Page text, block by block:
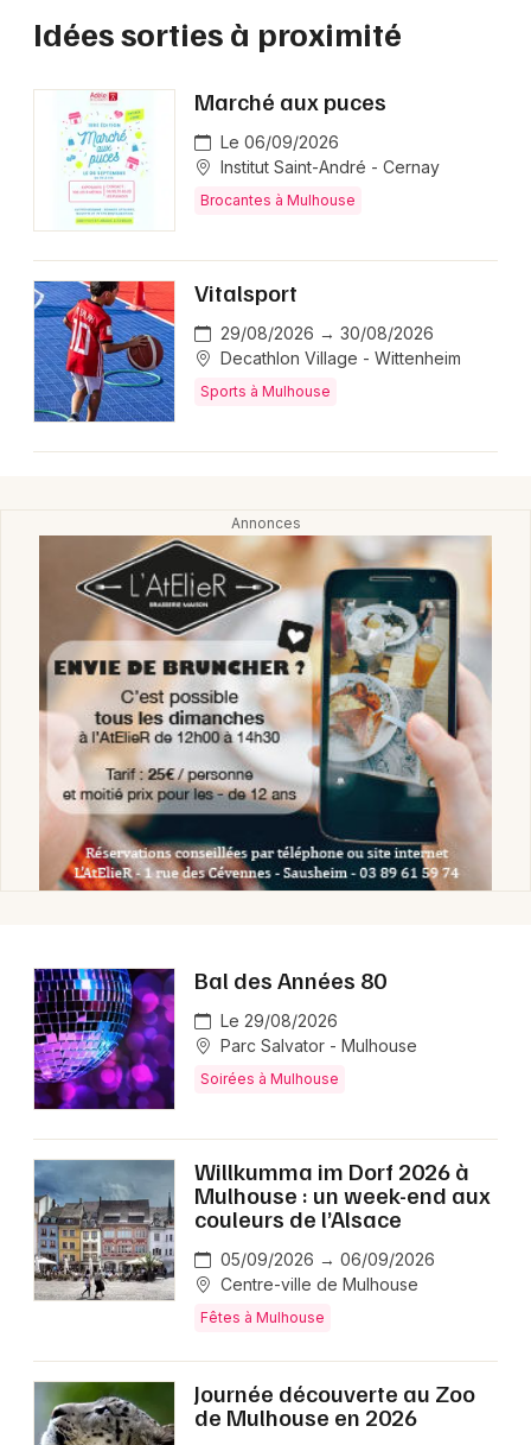
Idées sorties à proximité
Marché aux puces
Le 06/09/2026
Institut Saint-André - Cernay
Brocantes à Mulhouse
Vitalsport
29/08/2026 → 30/08/2026
Decathlon Village - Wittenheim
Sports à Mulhouse
Bal des Années 80
Le 29/08/2026
Parc Salvator - Mulhouse
Soirées à Mulhouse
Willkumma im Dorf 2026 à
Mulhouse : un week-end aux
couleurs de l’Alsace
05/09/2026 → 06/09/2026
Centre-ville de Mulhouse
Fêtes à Mulhouse
Journée découverte au Zoo
de Mulhouse en 2026